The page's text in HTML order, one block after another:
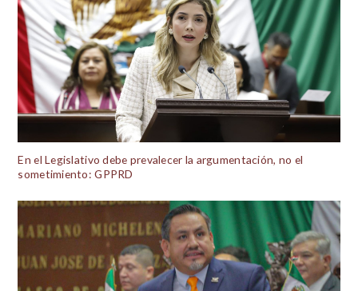
En el Legislativo debe prevalecer la argumentación, no el
sometimiento: GPPRD